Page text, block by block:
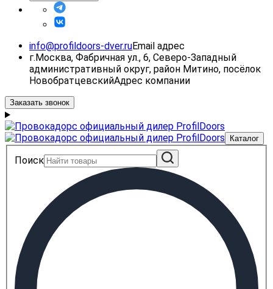
info@profildoors-dver.ruEmail адрес
г.Москва, Фабричная ул., 6, Северо-Западный
административный округ, район Митино, посёлок
НовобратцевскийАдрес компании
Заказать звонок
Каталог
Поиск